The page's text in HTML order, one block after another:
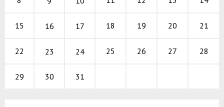
15 16 17 18 19 20 21
22 23 24 25 26 27 28
29 30 31